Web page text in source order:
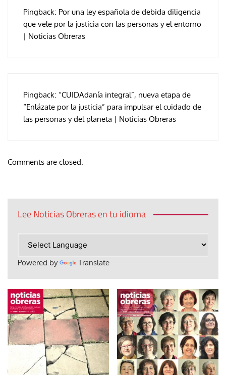
Pingback: Por una ley española de debida diligencia
que vele por la justicia con las personas y el entorno
| Noticias Obreras
Pingback: “CUIDAdanía integral”, nueva etapa de
“Enlázate por la justicia” para impulsar el cuidado de
las personas y del planeta | Noticias Obreras
Comments are closed.
Lee Noticias Obreras en tu idioma
Powered by Translate